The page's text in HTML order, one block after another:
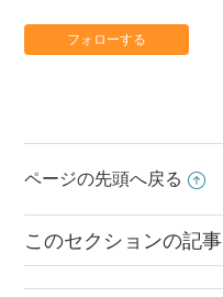
フォローする
ページの先頭へ戻る
このセクションの記事